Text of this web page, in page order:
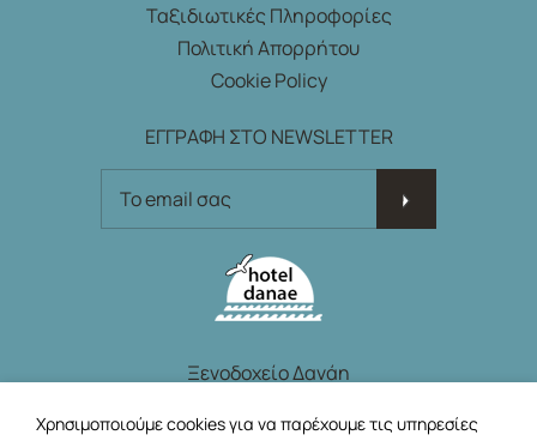
Ταξιδιωτικές Πληροφορίες
Πολιτική Απορρήτου
Cookie Policy
ΕΓΓΡΑΦΗ ΣΤΟ NEWSLETTER
Ξενοδοχείο Δανάη
E.hoteldanae@gmail.com
Χρησιμοποιούμε cookies για να παρέχουμε τις υπηρεσίες